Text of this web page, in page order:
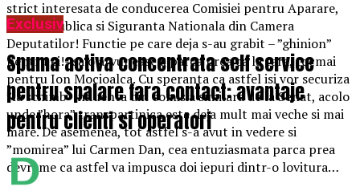
strict interesata de conducerea Comisiei pentru Aparare,
Ordine Publica si Siguranta Nationala din Camera
Deputatilor! Functie pe care deja s-au grabit – ”ghinion”
pentru ei!- sa o arvuneasca, parca prea ca la tara, tocmai
pentru Ion Mocioalca. Cu speranta ca astfel isi vor securiza
”la schimb” influenta din comisia similara de la Senat, acolo
unde ”hora” transpartinica este deja mult mai veche si mai
mare. De asemenea, tot astfel s-a avut in vedere si
”momirea” lui Carmen Dan, cea entuziasmata parca prea
devreme ca astfel va impusca doi iepuri dintr-o lovitura…
Exclusiv
Spuma activa concentrata self service
pentru spalare fara contact: avantaje
pentru clienti si operatori